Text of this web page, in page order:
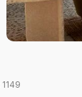
1149